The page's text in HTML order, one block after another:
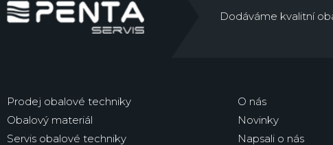
Dodáváme kvalitní
Prodej obalové techniky
Obalový materiál
Servis obalové techniky
O nás
Novinky
Napsali o nás